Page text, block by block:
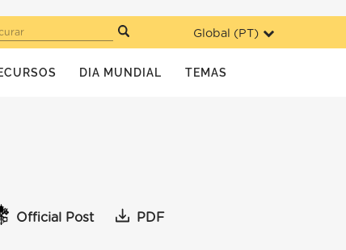
Global (PT)
DIA MUNDIAL TEMAS
Official Post PDF